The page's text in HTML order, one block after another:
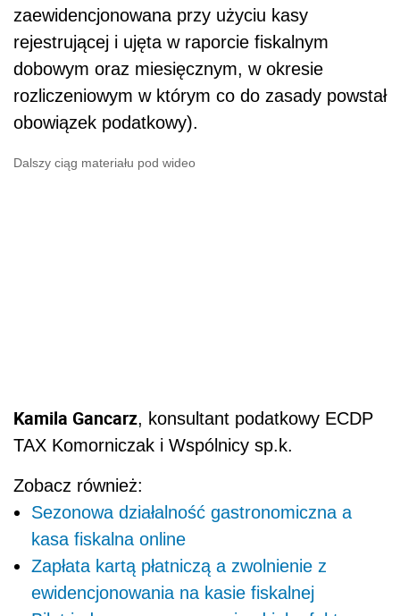
zaewidencjonowana przy użyciu kasy
rejestrującej i ujęta w raporcie fiskalnym
dobowym oraz miesięcznym, w okresie
rozliczeniowym w którym co do zasady powstał
obowiązek podatkowy).
Dalszy ciąg materiału pod wideo
Kamila Gancarz, konsultant podatkowy ECDP
TAX Komorniczak i Wspólnicy sp.k.
Zobacz również:
Sezonowa działalność gastronomiczna a
kasa fiskalna online
Zapłata kartą płatniczą a zwolnienie z
ewidencjonowania na kasie fiskalnej